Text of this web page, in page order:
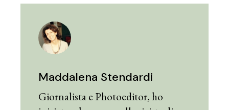
Maddalena Stendardi
Giornalista e Photoeditor, ho